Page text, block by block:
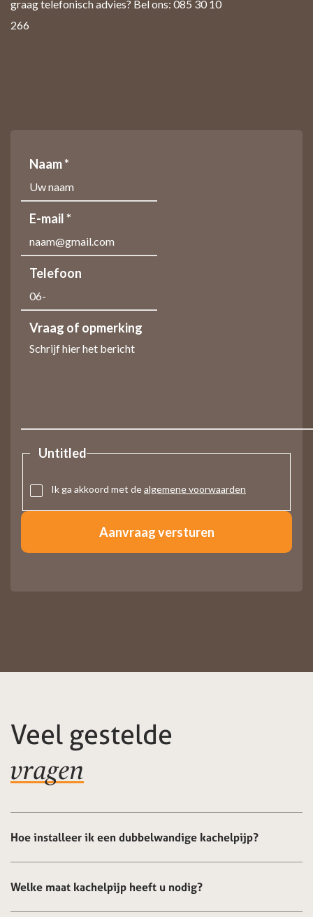
graag telefonisch advies? Bel ons: 085 30 10
266
Naam *
E-mail *
Telefoon
Vraag of opmerking
Untitled
Ik ga akkoord met dealgemene voorwaarden
Veel gestelde
vragen
Hoe installeer ik een dubbelwandige kachelpijp?
Welke maat kachelpijp heeft u nodig?